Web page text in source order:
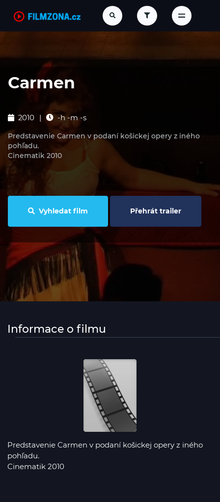
Carmen
2010 -h -m -s
Predstavenie Carmen v podaní košickej opery z iného
pohľadu.
Cinematik 2010
Vyhledat film Přehrát trailer
Informace o filmu
Predstavenie Carmen v podaní košickej opery z iného
pohľadu.
Cinematik 2010